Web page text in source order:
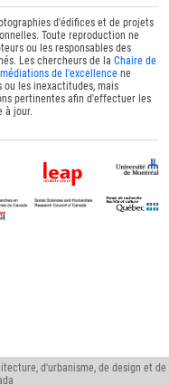
d'édifices et de projets
Toute reproduction ne
ou les responsables des
Les chercheurs de laChaire de
de l'excellence ne
ou les inexactitudes, mais
pertinentes afin d'effectuer les
à jour.
d'urbanisme, de design et de